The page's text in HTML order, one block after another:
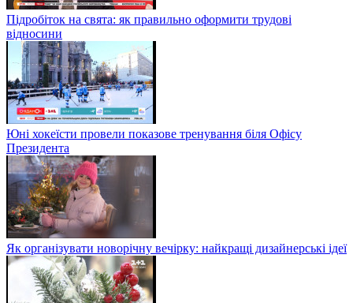
Підробіток на свята: як правильно оформити трудові
відносини
Юні хокеїсти провели показове тренування біля Офісу
Президента
Як організувати новорічну вечірку: найкращі дизайнерські ідеї